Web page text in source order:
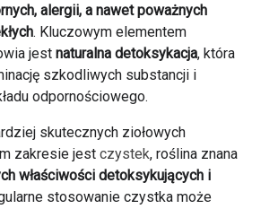
alergii, a nawet poważnych
. Kluczowym elementem
jest naturalna detoksykacja, która
szkodliwych substancji i
odpornościowego.
skutecznych ziołowych
zakresie jest czystek, roślina znana
właściwości detoksykujących i
stosowanie czystka może